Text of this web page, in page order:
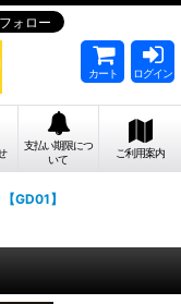
カート ログイン
支払い期限につ
いて
ご利用案内
GD01】